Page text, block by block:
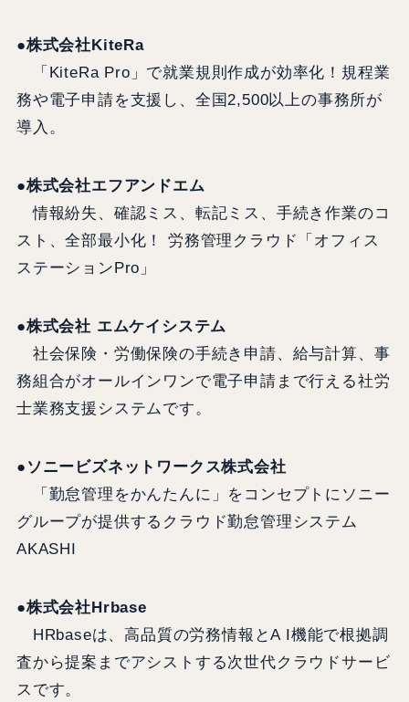
●株式会社KiteRa
「KiteRa Pro」で就業規則作成が効率化！規程業
務や電子申請を支援し、全国2,500以上の事務所が
導入。
●株式会社エフアンドエム
情報紛失、確認ミス、転記ミス、手続き作業のコ
スト、全部最小化！ 労務管理クラウド「オフィス
ステーションPro」
●株式会社 エムケイシステム
社会保険・労働保険の手続き申請、給与計算、事
務組合がオールインワンで電子申請まで行える社労
士業務支援システムです。
●ソニービズネットワークス株式会社
「勤怠管理をかんたんに」をコンセプトにソニー
グループが提供するクラウド勤怠管理システム
AKASHI
●株式会社Hrbase
HRbaseは、高品質の労務情報とA I機能で根拠調
査から提案までアシストする次世代クラウドサービ
スです。